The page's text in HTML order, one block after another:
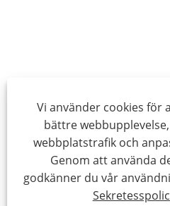
Vi använder cookies för
bättre
webbplatstrafik och
Genom att använda
godkänner du vår